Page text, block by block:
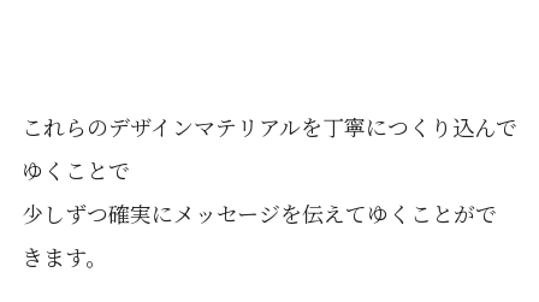
これらのデザインマテリアルを丁寧につくり込んで
ゆくことで
少しずつ確実にメッセージを伝えてゆくことがで
きます。